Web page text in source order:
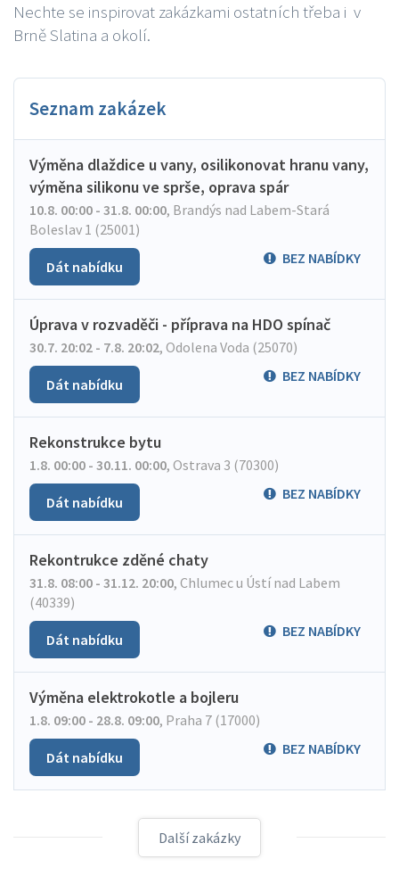
Nechte se inspirovat zakázkami ostatních třeba i v
Brně Slatina a okolí.
Seznam zakázek
Výměna dlaždice u vany, osilikonovat hranu vany,
výměna silikonu ve sprše, oprava spár
10.8. 00:00 - 31.8. 00:00, Brandýs nad Labem-Stará
Boleslav 1 (25001)
BEZ NABÍDKY
Dát nabídku
Úprava v rozvaděči - příprava na HDO spínač
30.7. 20:02 - 7.8. 20:02, Odolena Voda (25070)
BEZ NABÍDKY
Dát nabídku
Rekonstrukce bytu
1.8. 00:00 - 30.11. 00:00, Ostrava 3 (70300)
BEZ NABÍDKY
Dát nabídku
Rekontrukce zděné chaty
31.8. 08:00 - 31.12. 20:00, Chlumec u Ústí nad Labem
(40339)
BEZ NABÍDKY
Dát nabídku
Výměna elektrokotle a bojleru
1.8. 09:00 - 28.8. 09:00, Praha 7 (17000)
BEZ NABÍDKY
Dát nabídku
Další zakázky